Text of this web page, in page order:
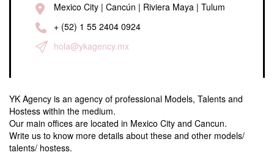
Mexico City | Cancún | Riviera Maya | Tulum
+ (52) 1 55 2404 0924
hola@ykagency.mx
YK Agency is an agency of professional Models, Talents and
Hostess within the medium.
Our main offices are located in Mexico City and Cancun.
Write us to know more details about these and other models/
talents/ hostess.